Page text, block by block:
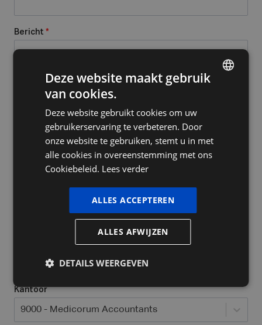
Bericht *
Ja, ik heb al een ondernemingsnummer
Kantoor
9000 - Medicorum Accountants
Deze website maakt gebruik
van cookies.
Deze website gebruikt cookies om uw
gebruikerservaring te verbeteren. Door
onze website te gebruiken, stemt u in met
alle cookies in overeenstemming met ons
Cookiebeleid. Lees verder
ALLES ACCEPTEREN
ALLES AFWIJZEN
DETAILS WEERGEVEN